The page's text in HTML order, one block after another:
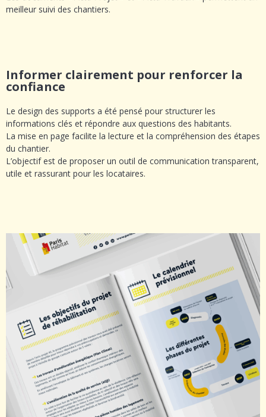
meilleur suivi des chantiers.
Informer clairement pour renforcer la
confiance
Le design des supports a été pensé pour structurer les
informations clés et répondre aux questions des habitants.
La mise en page facilite la lecture et la compréhension des étapes
du chantier.
L’objectif est de proposer un outil de communication transparent,
utile et rassurant pour les locataires.